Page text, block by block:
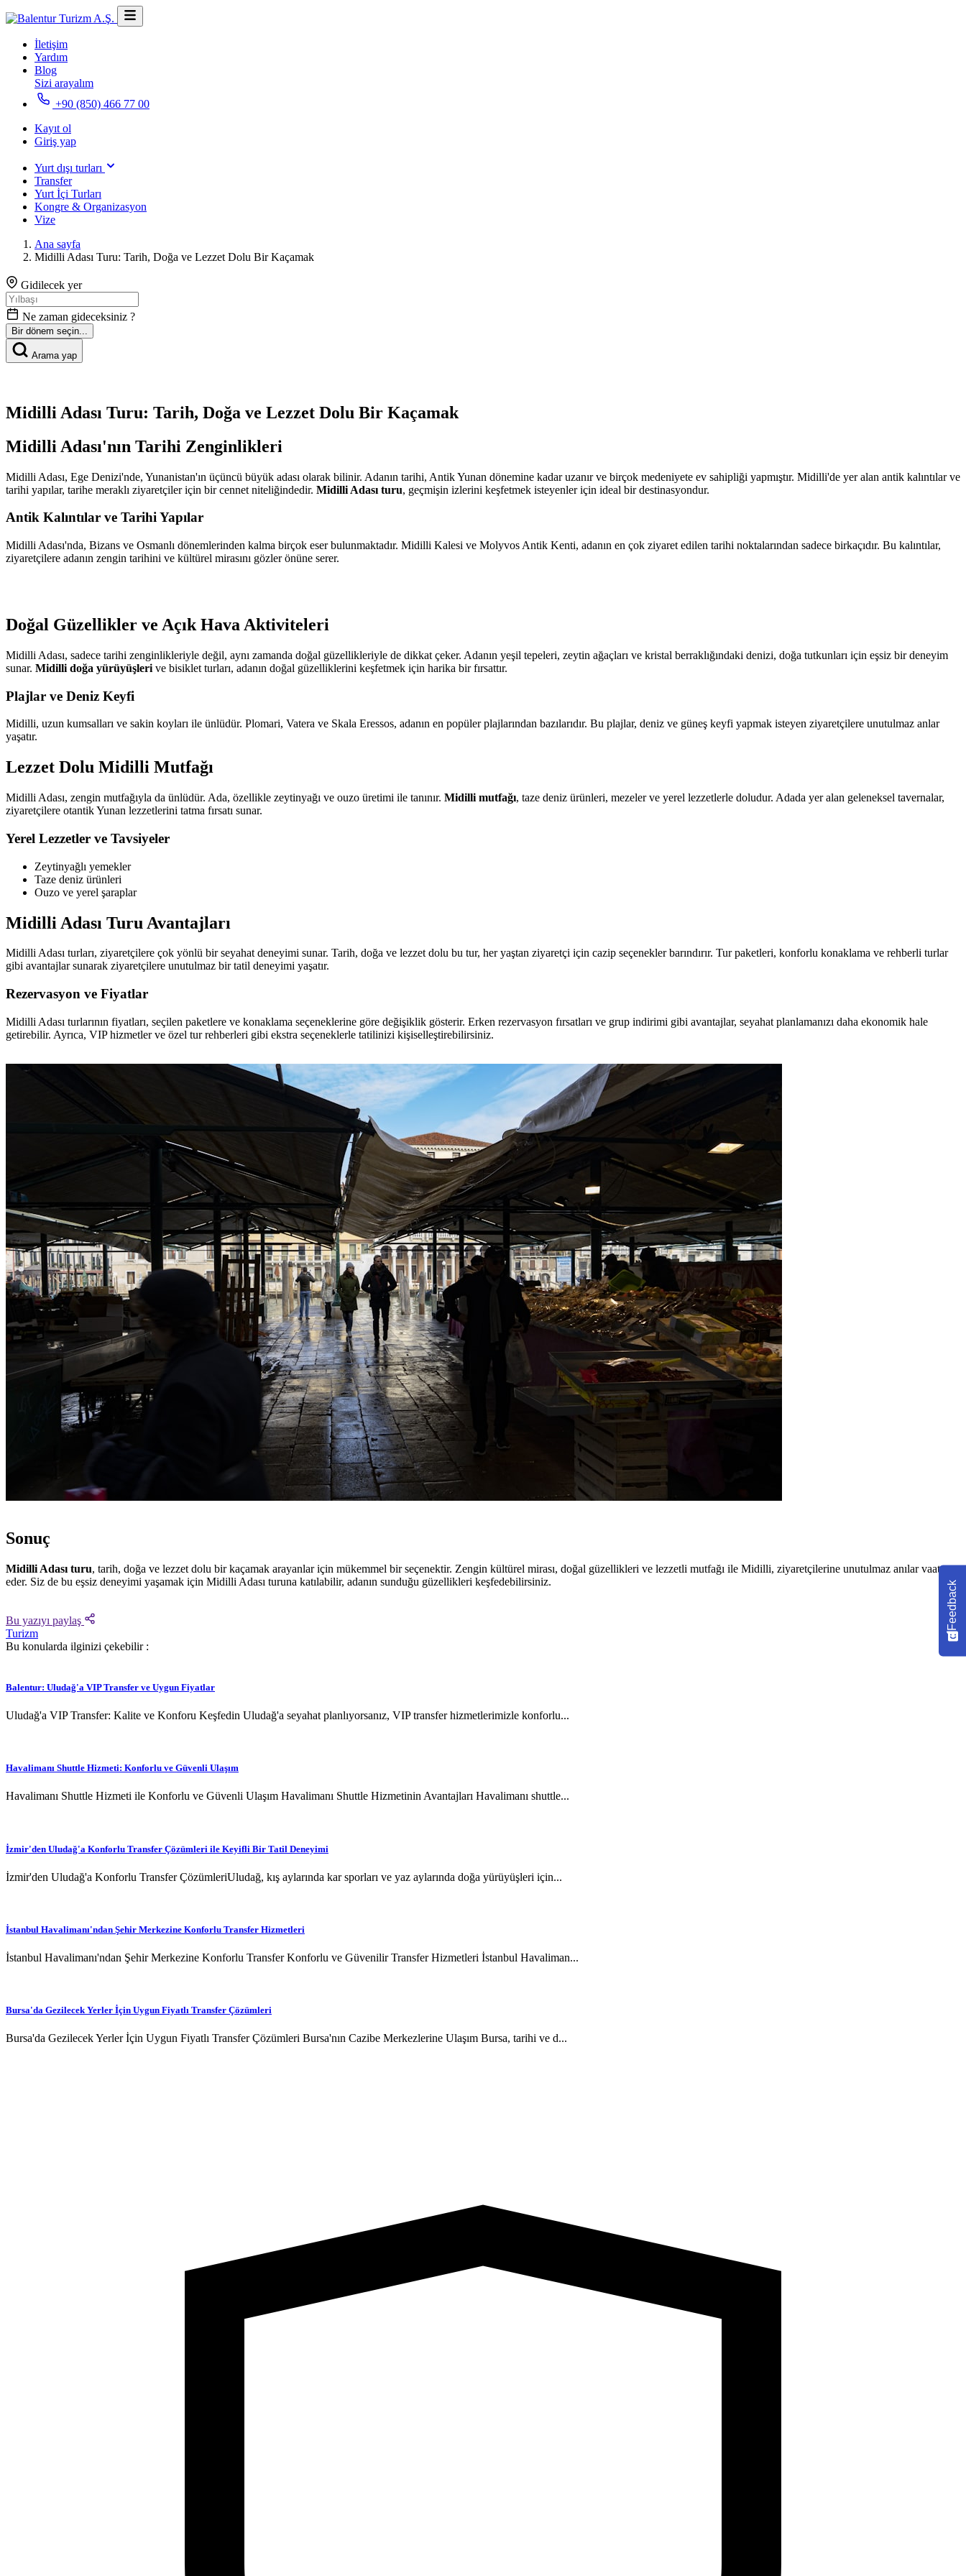
İletişim
Yardım
Blog
Sizi arayalım
+90 (850) 466 77 00
Kayıt ol
Giriş yap
Yurt dışı turları
Transfer
Yurt İçi Turları
Kongre & Organizasyon
Vize
Ana sayfa
Midilli Adası Turu: Tarih, Doğa ve Lezzet Dolu Bir Kaçamak
Gidilecek yer
Ne zaman gideceksiniz ?
Bir dönem seçin...
Arama yap
Midilli Adası Turu: Tarih, Doğa ve Lezzet Dolu Bir Kaçamak
Midilli Adası'nın Tarihi Zenginlikleri
Midilli Adası, Ege Denizi'nde, Yunanistan'ın üçüncü büyük adası olarak bilinir. Adanın tarihi, Antik Yunan dönemine kadar uzanır ve birçok medeniyete ev sahipliği yapmıştır. Midilli'de yer alan antik kalıntılar ve
tarihi yapılar, tarihe meraklı ziyaretçiler için bir cennet niteliğindedir. Midilli Adası turu, geçmişin izlerini keşfetmek isteyenler için ideal bir destinasyondur.
Antik Kalıntılar ve Tarihi Yapılar
Midilli Adası'nda, Bizans ve Osmanlı dönemlerinden kalma birçok eser bulunmaktadır. Midilli Kalesi ve Molyvos Antik Kenti, adanın en çok ziyaret edilen tarihi noktalarından sadece birkaçıdır. Bu kalıntılar,
ziyaretçilere adanın zengin tarihini ve kültürel mirasını gözler önüne serer.
Doğal Güzellikler ve Açık Hava Aktiviteleri
Midilli Adası, sadece tarihi zenginlikleriyle değil, aynı zamanda doğal güzellikleriyle de dikkat çeker. Adanın yeşil tepeleri, zeytin ağaçları ve kristal berraklığındaki denizi, doğa tutkunları için eşsiz bir deneyim
sunar. Midilli doğa yürüyüşleri ve bisiklet turları, adanın doğal güzelliklerini keşfetmek için harika bir fırsattır.
Plajlar ve Deniz Keyfi
Midilli, uzun kumsalları ve sakin koyları ile ünlüdür. Plomari, Vatera ve Skala Eressos, adanın en popüler plajlarından bazılarıdır. Bu plajlar, deniz ve güneş keyfi yapmak isteyen ziyaretçilere unutulmaz anlar
yaşatır.
Lezzet Dolu Midilli Mutfağı
Midilli Adası, zengin mutfağıyla da ünlüdür. Ada, özellikle zeytinyağı ve ouzo üretimi ile tanınır. Midilli mutfağı, taze deniz ürünleri, mezeler ve yerel lezzetlerle doludur. Adada yer alan geleneksel tavernalar,
ziyaretçilere otantik Yunan lezzetlerini tatma fırsatı sunar.
Yerel Lezzetler ve Tavsiyeler
Zeytinyağlı yemekler
Taze deniz ürünleri
Ouzo ve yerel şaraplar
Midilli Adası Turu Avantajları
Midilli Adası turları, ziyaretçilere çok yönlü bir seyahat deneyimi sunar. Tarih, doğa ve lezzet dolu bu tur, her yaştan ziyaretçi için cazip seçenekler barındırır. Tur paketleri, konforlu konaklama ve rehberli turlar
gibi avantajlar sunarak ziyaretçilere unutulmaz bir tatil deneyimi yaşatır.
Rezervasyon ve Fiyatlar
Midilli Adası turlarının fiyatları, seçilen paketlere ve konaklama seçeneklerine göre değişiklik gösterir. Erken rezervasyon fırsatları ve grup indirimi gibi avantajlar, seyahat planlamanızı daha ekonomik hale
getirebilir. Ayrıca, VIP hizmetler ve özel tur rehberleri gibi ekstra seçeneklerle tatilinizi kişiselleştirebilirsiniz.
Sonuç
Midilli Adası turu, tarih, doğa ve lezzet dolu bir kaçamak arayanlar için mükemmel bir seçenektir. Zengin kültürel mirası, doğal güzellikleri ve lezzetli mutfağı ile Midilli, ziyaretçilerine unutulmaz anılar vaat
eder. Siz de bu eşsiz deneyimi yaşamak için Midilli Adası turuna katılabilir, adanın sunduğu güzellikleri keşfedebilirsiniz.
Bu yazıyı paylaş
Turizm
Bu konularda ilginizi çekebilir :
Balentur: Uludağ'a VIP Transfer ve Uygun Fiyatlar
Uludağ'a VIP Transfer: Kalite ve Konforu Keşfedin Uludağ'a seyahat planlıyorsanız, VIP transfer hizmetlerimizle konforlu...
Havalimanı Shuttle Hizmeti: Konforlu ve Güvenli Ulaşım
Havalimanı Shuttle Hizmeti ile Konforlu ve Güvenli Ulaşım Havalimanı Shuttle Hizmetinin Avantajları Havalimanı shuttle...
İzmir'den Uludağ'a Konforlu Transfer Çözümleri ile Keyifli Bir Tatil Deneyimi
İzmir'den Uludağ'a Konforlu Transfer ÇözümleriUludağ, kış aylarında kar sporları ve yaz aylarında doğa yürüyüşleri için...
İstanbul Havalimanı'ndan Şehir Merkezine Konforlu Transfer Hizmetleri
İstanbul Havalimanı'ndan Şehir Merkezine Konforlu Transfer Konforlu ve Güvenilir Transfer Hizmetleri İstanbul Havaliman...
Bursa'da Gezilecek Yerler İçin Uygun Fiyatlı Transfer Çözümleri
Bursa'da Gezilecek Yerler İçin Uygun Fiyatlı Transfer Çözümleri Bursa'nın Cazibe Merkezlerine Ulaşım Bursa, tarihi ve d...
Feedback